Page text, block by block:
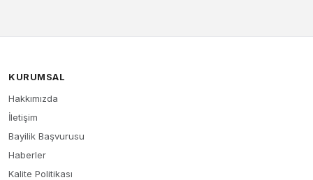
KURUMSAL
Hakkımızda
İletişim
Bayilik Başvurusu
Haberler
Kalite Politikası